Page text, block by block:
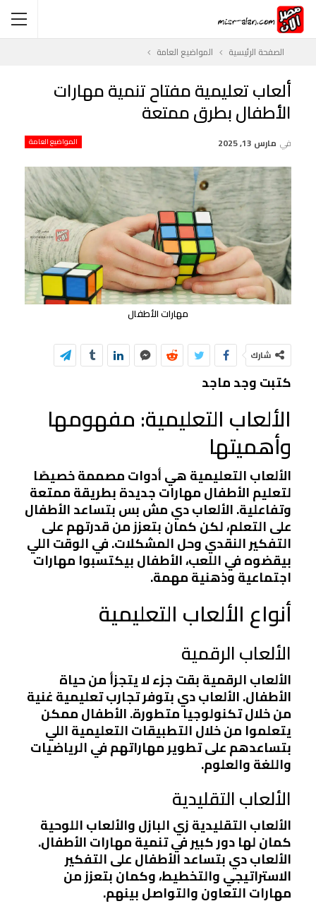
الصفحة الرئيسية المواضيع العامة
ألعاب تعليمية مفتاح تنمية مهارات
الأطفال بطرق ممتعة
المواضيع العامة في مارس 13, 2025
مهارات الأطفال
شارك
كتبت وجد ماجد
الألعاب التعليمية: مفهومها
وأهميتها
الألعاب التعليمية هي أدوات مصممة خصيصًا
لتعليم الأطفال مهارات جديدة بطريقة ممتعة
وتفاعلية. الألعاب دي مش بس بتساعد الأطفال
على التعلم، لكن كمان بتعزز من قدرتهم على
التفكير النقدي وحل المشكلات. في الوقت اللي
بيقضوه في اللعب، الأطفال بيكتسبوا مهارات
اجتماعية وذهنية مهمة.
أنواع الألعاب التعليمية
الألعاب الرقمية
الألعاب الرقمية بقت جزء لا يتجزأ من حياة
الأطفال. الألعاب دي بتوفر تجارب تعليمية غنية
من خلال تكنولوجيا متطورة. الأطفال ممكن
يتعلموا من خلال التطبيقات التعليمية اللي
بتساعدهم على تطوير مهاراتهم في الرياضيات
واللغة والعلوم.
الألعاب التقليدية
الألعاب التقليدية زي البازل والألعاب اللوحية
كمان لها دور كبير في تنمية مهارات الأطفال.
الألعاب دي بتساعد الأطفال على التفكير
الاستراتيجي والتخطيط، وكمان بتعزز من
مهارات التعاون والتواصل بينهم.